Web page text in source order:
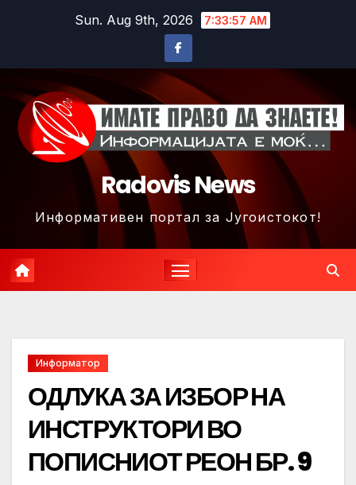
Sun. Aug 9th, 2026 7:34:00 AM
Radovis News
Информативен портал за Југоистокот!
Информатор
ОДЛУКА ЗА ИЗБОР НА
ИНСТРУКТОРИ ВО
ПОПИСНИОТ РЕОН БР. 9